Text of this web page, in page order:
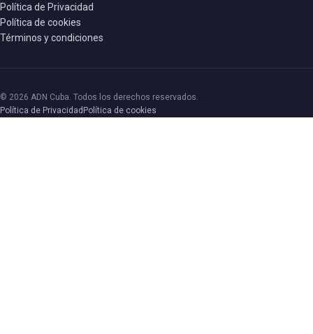
Política de Privacidad
Política de cookies
Términos y condiciones
© 2026 ADN Cuba. Todos los derechos reservados.
Política de Privacidad Política de cookies